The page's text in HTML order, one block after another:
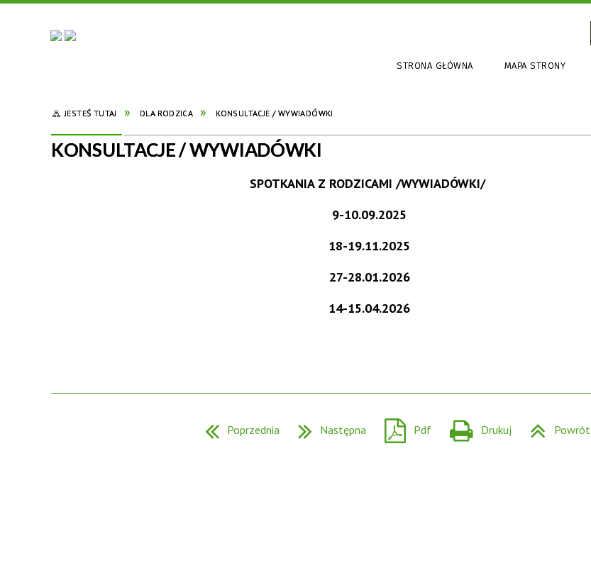
STRONA GŁÓWNA MAPA STRONY
JESTEŚ TUTAJ DLA RODZICA KONSULTACJE / WYWIADÓWKI
KONSULTACJE / WYWIADÓWKI
SPOTKANIA Z RODZICAMI /WYWIADÓWKI/
9-10.09.2025
18-19.11.2025
27-28.01.2026
14-15.04.2026
Poprzednia Następna Pdf Drukuj Powrót